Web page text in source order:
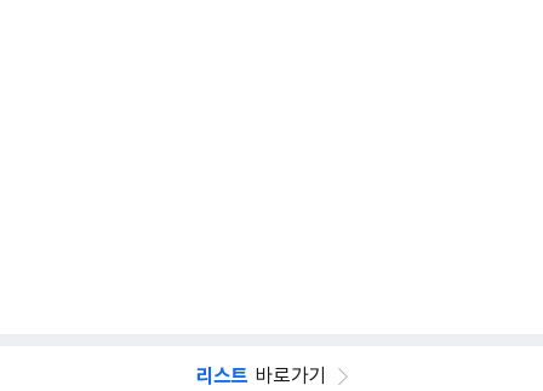
리스트 바로가기